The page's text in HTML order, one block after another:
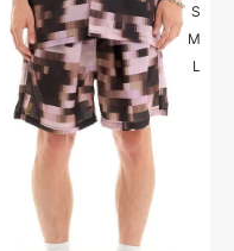
S
M
L